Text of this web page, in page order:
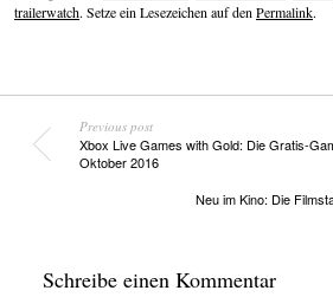
trailerwatch. Setze ein Lesezeichen auf den Permalink.
Previous post
Xbox Live Games with Gold: Die Gratis-
Oktober 2016
Neu im Kino: Die
Schreibe einen Kommentar